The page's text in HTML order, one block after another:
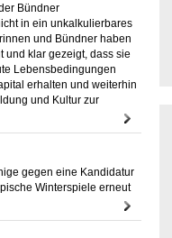
Bündner
in ein unkalkulierbares
und Bündner haben
und klar gezeigt, dass sie
Lebensbedingungen
erhalten und weiterhin
und Kultur zur
gegen eine Kandidatur
Winterspiele erneut